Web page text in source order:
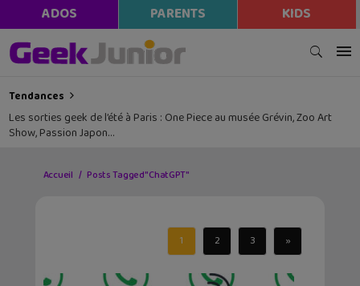
ADOS PARENTS KIDS
Tendances
Les sorties geek de l’été à Paris : One Piece au musée Grévin, Zoo Art
Show, Passion Japon…
Accueil Posts Tagged "ChatGPT"
1 2 3 »